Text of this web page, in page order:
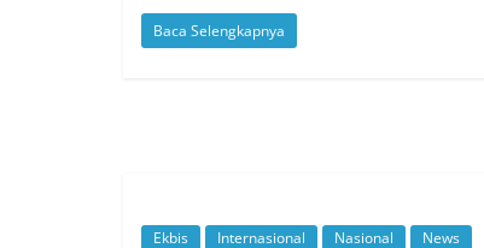
Baca Selengkapnya
Ekbis Internasional Nasional
News